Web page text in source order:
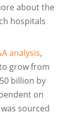
about the
hospitals
analysis,
grow from
billion by
on
sourced